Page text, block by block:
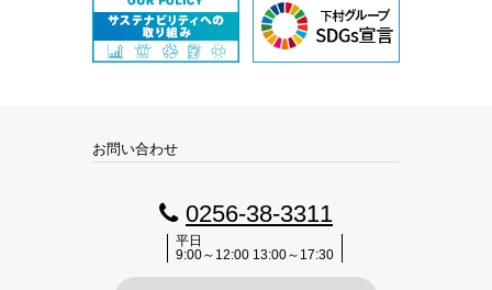
お問い合わせ
0256-38-3311
平日
9:00～12:00 13:00～17:30